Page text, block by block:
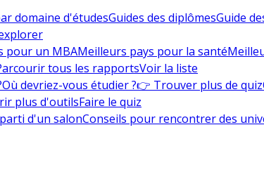
domaine d'étudesGuides des diplômesGuide
pour un MBAMeilleurs pays pour la santé
tous les rapportsVoir la liste
Où devriez-vous étudier ?👉 Trouver plus de quiz
plus d'outilsFaire le quiz
d'un salonConseils pour rencontrer des